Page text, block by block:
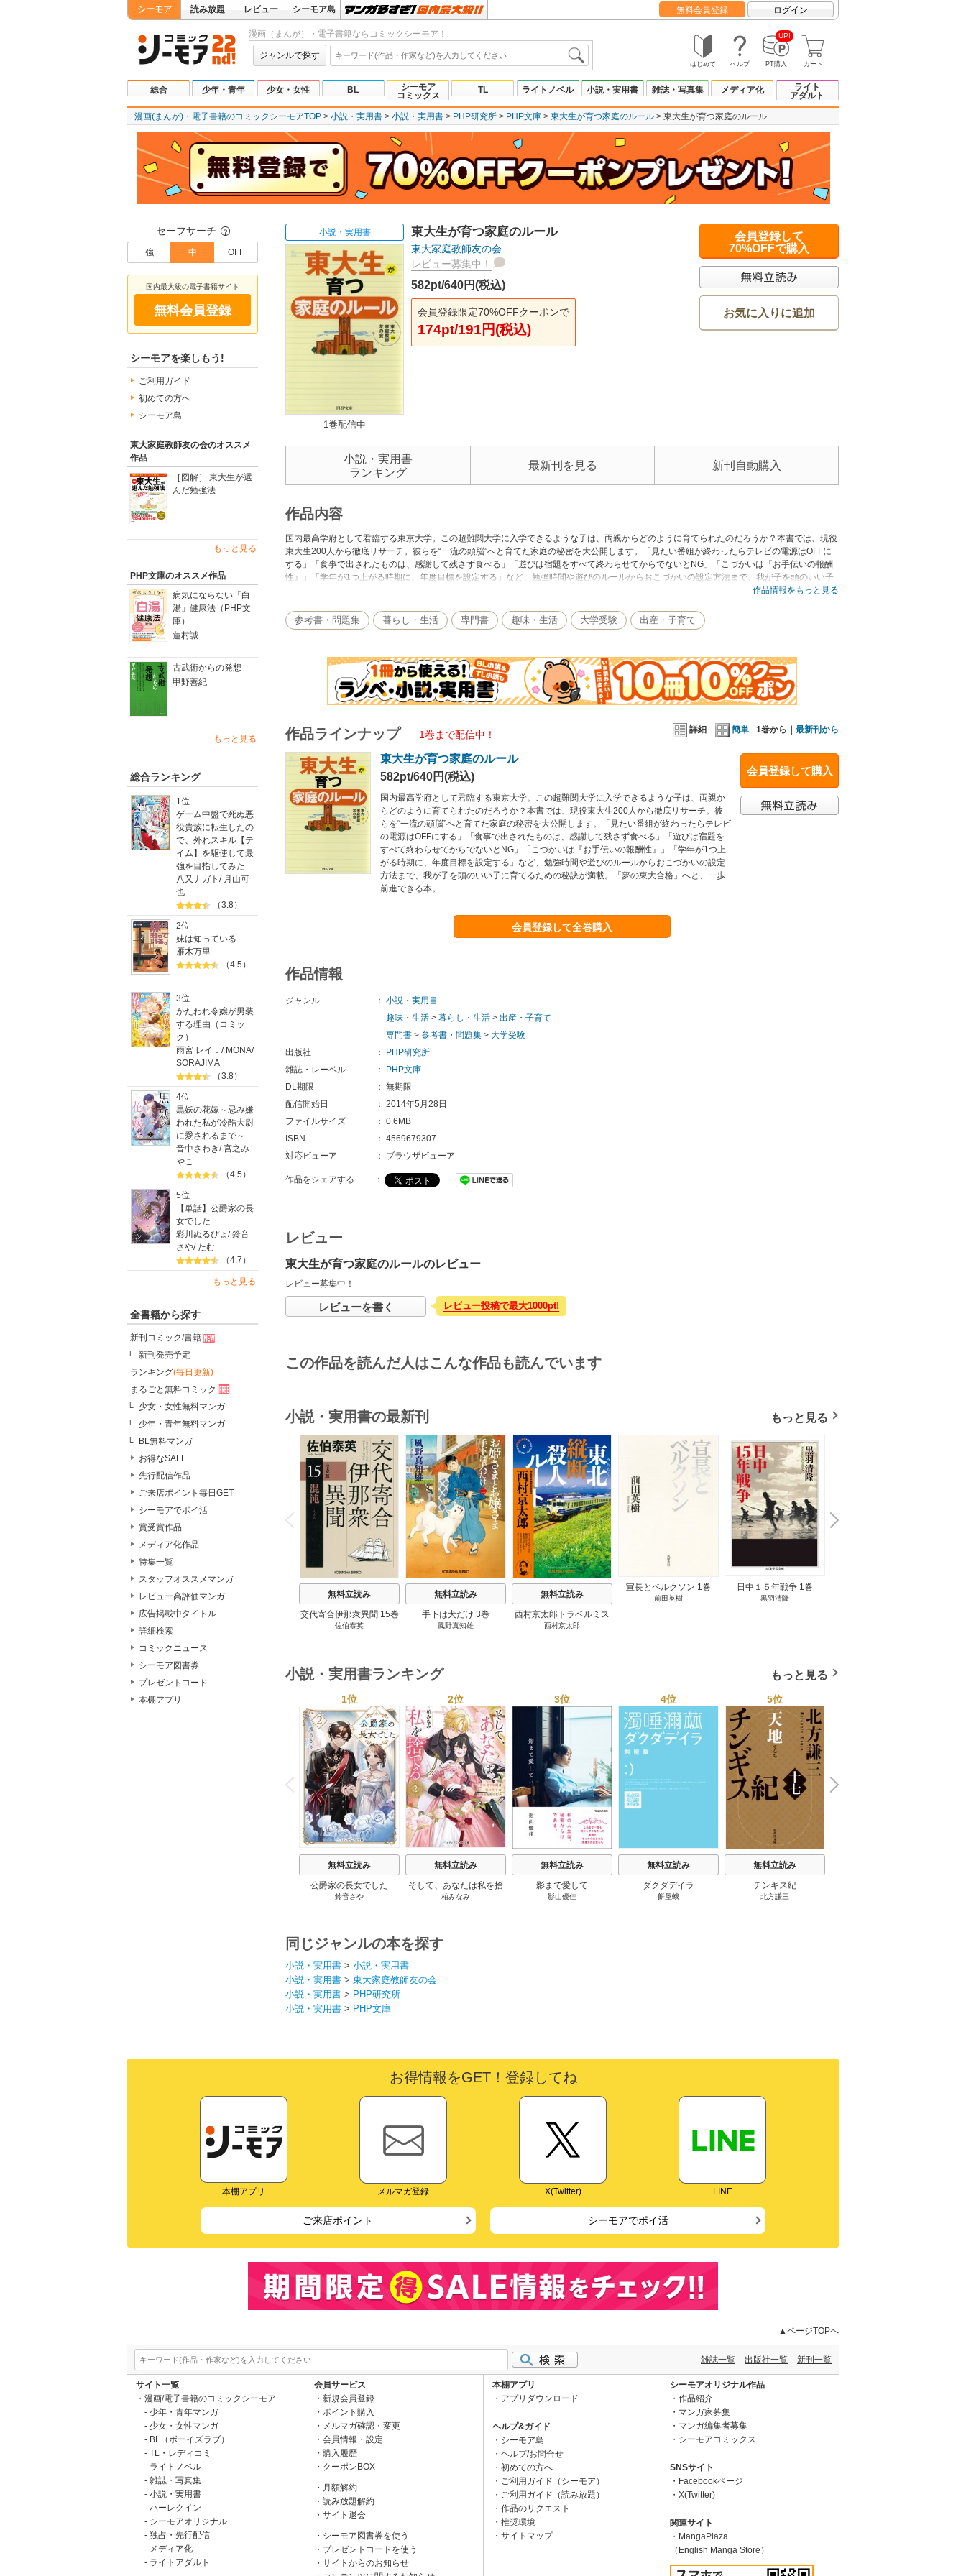
シーモア 読み放題 レビュー シーモア島 無料会員登録 ログイン
漫画（まんが）・電子書籍ならコミックシーモア！
ジャンルで探す
はじめて ヘルプ
UP!
PT購入 カート
総合 少年・青年 少女・女性 BL
シーモア
コミックス
TL ライトノベル 小説・実用書 雑誌・写真集 メディア化
ライト
アダルト
漫画(まんが)・電子書籍のコミックシーモアTOP 小説・実用書 小説・実用書 PHP研究所 PHP文庫 東大生が育つ家庭のルール 東大生が育つ家庭のルール
セーフサーチ ？
強 中 OFF
国内最大級の電子書籍サイト
無料会員登録
シーモアを楽しもう!
ご利用ガイド
初めての方へ
シーモア島
東大家庭教師友の会のオススメ
作品
［図解］ 東大生が選
んだ勉強法
もっと見る
PHP文庫のオススメ作品
病気にならない「白
湯」健康法（PHP文
庫）
蓮村誠
古武術からの発想
甲野善紀
もっと見る
総合ランキング
1位
ゲーム中盤で死ぬ悪
役貴族に転生したの
で、外れスキル【テ
イム】を駆使して最
強を目指してみた
八又ナガト / 月山可
也
（3.8）
2位
妹は知っている
雁木万里
（4.5）
3位
かたわれ令嬢が男装
する理由（コミッ
ク）
雨宮 レイ． / MONA/
SORAJIMA
（3.8）
4位
黒妖の花嫁～忌み嫌
われた私が冷酷大尉
に愛されるまで～
音中さわき/宮之み
やこ
（4.5）
5位
【単話】公爵家の長
女でした
彩川ぬるぴょ /鈴音
さや/たむ
（4.7）
もっと見る
全書籍から探す
新刊コミック/書籍
新刊発売予定
ランキング(毎日更新)
まるごと無料コミック
少女・女性無料マンガ
少年・青年無料マンガ
BL無料マンガ
お得なSALE
先行配信作品
ご来店ポイント毎日GET
シーモアでポイ活
賞受賞作品
メディア化作品
特集一覧
スタッフオススメマンガ
レビュー高評価マンガ
広告掲載中タイトル
詳細検索
コミックニュース
シーモア図書券
プレゼントコード
本棚アプリ
小説・実用書
1巻配信中
東大生が育つ家庭のルール
東大家庭教師友の会
レビュー募集中！
582pt/640円(税込)
会員登録限定70%OFFクーポンで
174pt/191円(税込)
会員登録して
70%OFFで購入
お気に入りに追加
小説・実用書
ランキング
最新刊を見る 新刊自動購入
作品内容
国内最高学府として君臨する東京大学。この超難関大学に入学できるような子は、両親からどのように育てられたのだろうか？本書では、現役
東大生200人から徹底リサーチ。彼らを“一流の頭脳”へと育てた家庭の秘密を大公開します。「見たい番組が終わったらテレビの電源はOFFに
する」「食事で出されたものは、感謝して残さず食べる」「遊びは宿題をすべて終わらせてからでないとNG」「こづかいは『お手伝いの報酬
性』」「学年が1つ上がる時期に、年度目標を設定する」など、勉強時間や遊びのルールからおこづかいの設定方法まで、我が子を頭のいい子
作品情報をもっと見る
参考書・問題集 暮らし・生活 専門書 趣味・生活 大学受験 出産・子育て
詳細 簡単 1巻から｜ 最新刊から
作品ラインナップ 1巻まで配信中！
会員登録して購入
東大生が育つ家庭のルール
582pt/640円(税込)
国内最高学府として君臨する東京大学。この超難関大学に入学できるような子は、両親か
らどのように育てられたのだろうか？本書では、現役東大生200人から徹底リサーチ。彼
らを“一流の頭脳”へと育てた家庭の秘密を大公開します。「見たい番組が終わったらテレビ
の電源はOFFにする」「食事で出されたものは、感謝して残さず食べる」「遊びは宿題を
すべて終わらせてからでないとNG」「こづかいは『お手伝いの報酬性』」「学年が1つ上
がる時期に、年度目標を設定する」など、勉強時間や遊びのルールからおこづかいの設定
方法まで、我が子を頭のいい子に育てるための秘訣が満載。「夢の東大合格」へと、一歩
前進できる本。
会員登録して全巻購入
作品情報
ジャンル ： 小説・実用書
趣味・生活 > 暮らし・生活 > 出産・子育て
専門書 > 参考書・問題集 > 大学受験
出版社
：
PHP研究所
雑誌・レーベル
：
PHP文庫
DL期限
： 無期限
配信開始日
： 2014年5月28日
ファイルサイズ
： 0.6MB
ISBN
： 4569679307
対応ビューア
： ブラウザビューア
作品をシェアする ：
レビュー
東大生が育つ家庭のルールのレビュー
レビュー募集中！
レビューを書く レビュー投稿で最大1000pt!
この作品を読んだ人はこんな作品も読んでいます
小説・実用書の最新刊 もっと見る
P
r
e
i
o
u
s
無料立読み
交代寄合伊那衆異聞 15巻
佐伯泰英
無料立読み
手下は犬だけ 3巻
風野真知雄
無料立読み
西村京太郎トラベルミス
テリー・セレクション 2
西村京太郎
宣長とベルクソン 1巻
前田英樹
日中１５年戦争 1巻
黒羽清隆
N
e
x
t
小説・実用書ランキング もっと見る
P
r
e
v
i
o
u
s
1位
無料立読み
公爵家の長女でした
鈴音さや
2位
無料立読み
そして、あなたは私を捨
てる
柏みなみ
3位
無料立読み
影まで愛して
影山優佳
4位
無料立読み
ダクダデイラ
餅屋蛾
5位
無料立読み
チンギス紀
北方謙三
N
x
同じジャンルの本を探す
小説・実用書 > 小説・実用書
小説・実用書 > 東大家庭教師友の会
小説・実用書 > PHP研究所
小説・実用書 > PHP文庫
お得情報をGET！登録してね
本棚アプリ メルマガ登録 X(Twitter) LINE
ご来店ポイント シーモアでポイ活
▲ページTOPへ
雑誌一覧 出版社一覧 新刊一覧
サイト一覧
漫画/電子書籍のコミックシーモア
少年・青年マンガ
少女・女性マンガ
BL（ボーイズラブ）
TL・レディコミ
ライトノベル
雑誌・写真集
小説・実用書
ハーレクイン
シーモアオリジナル
独占・先行配信
メディア化
ライトアダルト
会員サービス
新規会員登録
ポイント購入
メルマガ確認・変更
会員情報・設定
購入履歴
クーポンBOX
月額解約
読み放題解約
サイト退会
シーモア図書券を使う
プレゼントコードを使う
サイトからのお知らせ
本棚アプリ
アプリダウンロード
ヘルプ&ガイド
シーモア島
ヘルプ/お問合せ
初めての方へ
ご利用ガイド（シーモア）
ご利用ガイド（読み放題）
作品のリクエスト
推奨環境
サイトマップ
シーモアオリジナル作品
作品紹介
マンガ家募集
マンガ編集者募集
シーモアコミックス
SNSサイト
Facebookページ
X(Twitter)
関連サイト
MangaPlaza
（English Manga Store）